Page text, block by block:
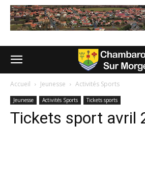
Accueil Jeunesse Activités Sports
Jeunesse Activités Sports Tickets sports
Tickets sport avril